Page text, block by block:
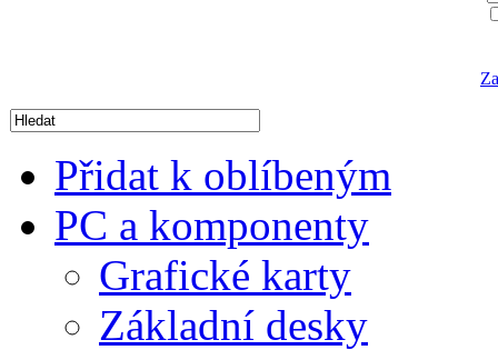
Přidat k oblíbeným
PC a komponenty
Grafické karty
Základní desky